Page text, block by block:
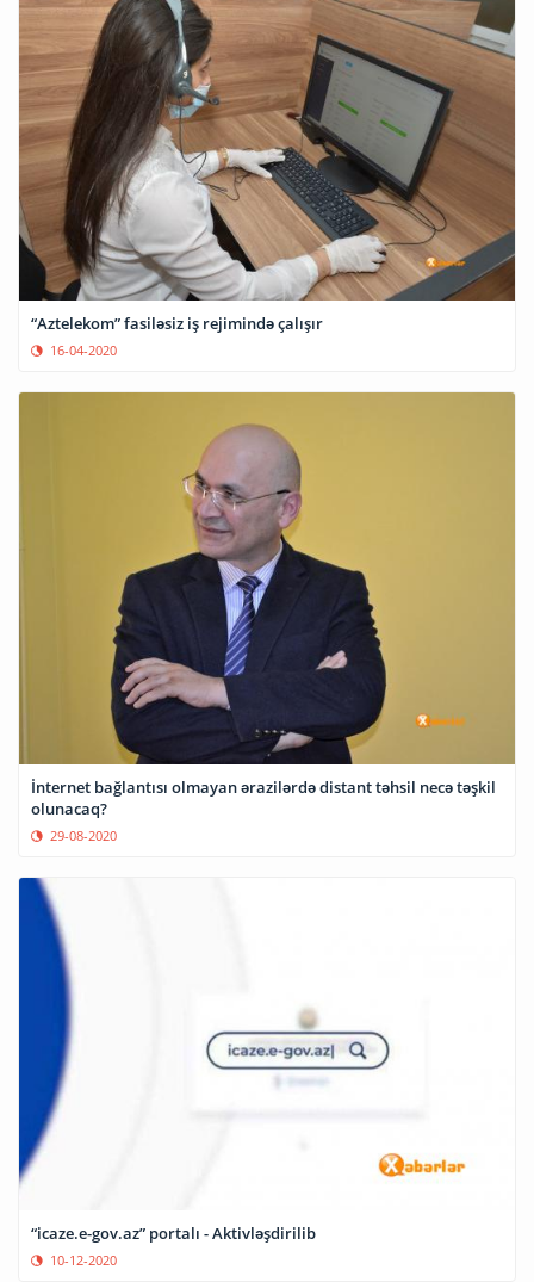
“Aztelekom” fasiləsiz iş rejimində çalışır
16-04-2020
İnternet bağlantısı olmayan ərazilərdə distant təhsil necə təşkil
olunacaq?
29-08-2020
“icaze.e-gov.az” portalı - Aktivləşdirilib
10-12-2020